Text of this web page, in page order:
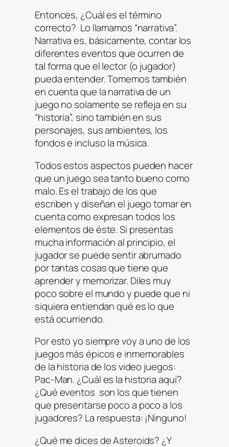
Entonces, ¿Cuál es el término
correcto? Lo llamamos “narrativa”.
Narrativa es, básicamente, contar los
diferentes eventos que ocurren de
tal forma que el lector (o jugador)
pueda entender. Tomemos también
en cuenta que la narrativa de un
juego no solamente se refleja en su
“historia”, sino también en sus
personajes, sus ambientes, los
fondos e incluso la música.
Todos estos aspectos pueden hacer
que un juego sea tanto bueno como
malo. Es el trabajo de los que
escriben y diseñan el juego tomar en
cuenta como expresan todos los
elementos de éste. Si presentas
mucha información al principio, el
jugador se puede sentir abrumado
por tantas cosas que tiene que
aprender y memorizar. Diles muy
poco sobre el mundo y puede que ni
siquiera entiendan qué es lo que
está ocurriendo.
Por esto yo siempre voy a uno de los
juegos más épicos e inmemorables
de la historia de los video juegos:
Pac-Man. ¿Cuál es la historia aquí?
¿Qué eventos son los que tienen
que presentarse poco a poco a los
jugadores? La respuesta: ¡Ninguno!
¿Qué me dices de Asteroids? ¿Y